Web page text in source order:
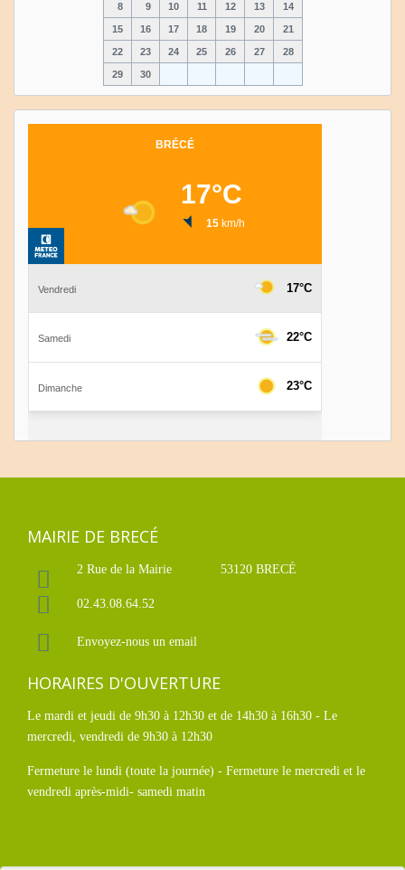
8 9 10 11 12 13 14
15 16 17 18 19 20 21
22 23 24 25 26 27 28
29 30
MAIRIE DE BRECÉ
2 Rue de la Mairie 53120 BRECÉ
02.43.08.64.52
Envoyez-nous un email
HORAIRES D'OUVERTURE
Le mardi et jeudi de 9h30 à 12h30 et de 14h30 à 16h30 - Le
mercredi, vendredi de 9h30 à 12h30
Fermeture le lundi (toute la journée) - Fermeture le mercredi et le
vendredi après-midi- samedi matin